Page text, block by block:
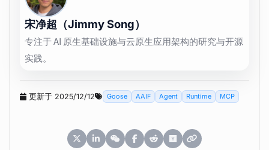
宋净超（Jimmy Song）
专注于 AI 原生基础设施与云原生应用架构的研究与开源
实践。
更新于 2025/12/12 Goose AAIF Agent Runtime MCP